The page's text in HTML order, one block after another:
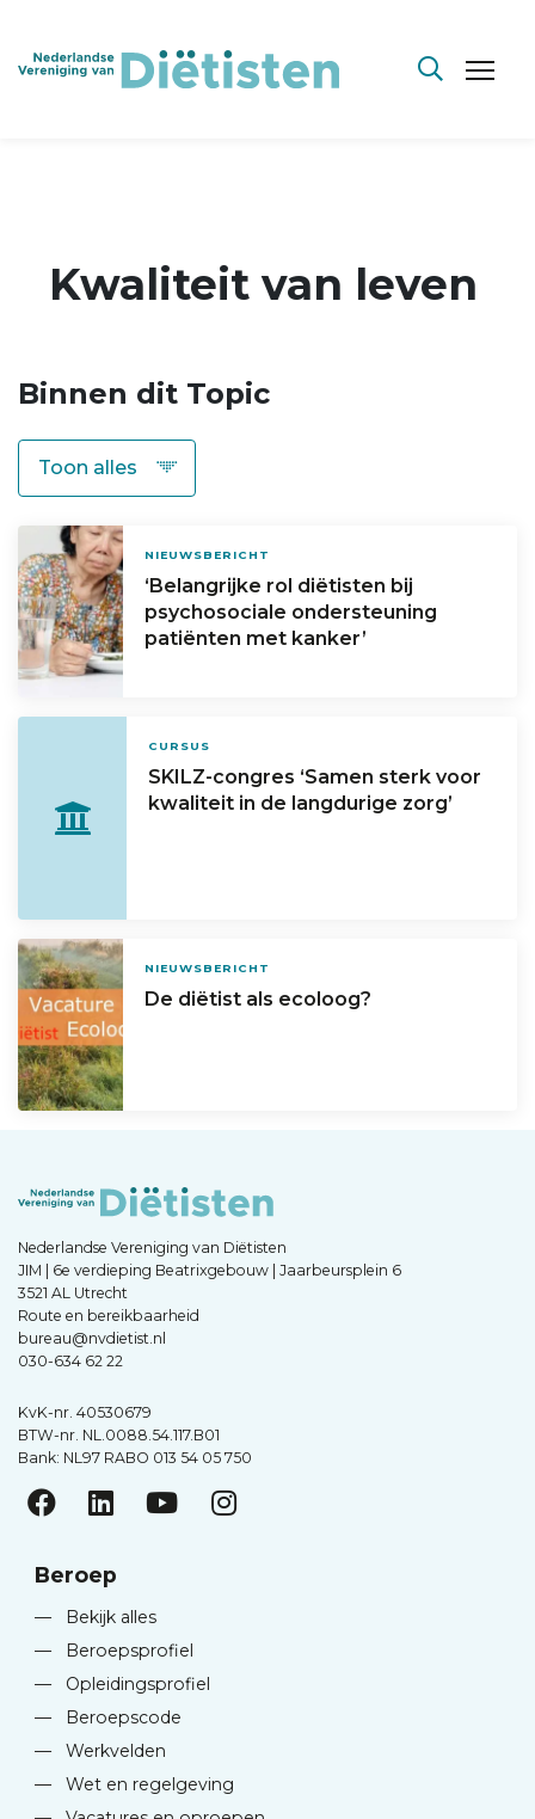
Kwaliteit van leven
Binnen dit Topic
NIEUWSBERICHT
‘Belangrijke rol diëtisten bij
psychosociale ondersteuning
patiënten met kanker’
CURSUS
SKILZ-congres ‘Samen sterk voor
kwaliteit in de langdurige zorg’
NIEUWSBERICHT
De diëtist als ecoloog?
Nederlandse Vereniging van Diëtisten
JIM | 6e verdieping Beatrixgebouw | Jaarbeursplein 6
3521 AL Utrecht
Route en bereikbaarheid
bureau@nvdietist.nl
030-634 62 22
KvK-nr. 40530679
BTW-nr. NL.0088.54.117.B01
Bank: NL97 RABO 013 54 05 750
Beroep
—
Bekijk alles
—
Beroepsprofiel
—
Opleidingsprofiel
—
Beroepscode
—
Werkvelden
—
Wet en regelgeving